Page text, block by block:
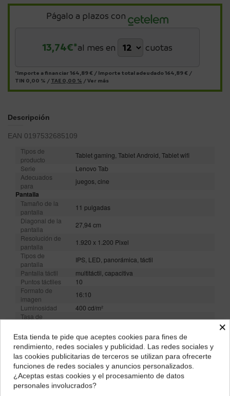
Págalo a plazos con
13,74€*al mes en cuotas
*Importe a financiar 164,89 € / Importe total adeudado164,89 € /
TIN 0,00 % / TAE 0,00 % /Ver más
Descripción
EAN 0197532685109
Tipos de
producto
Tablet gaming, Tablet Android, Tablet wifi
Serie
Lenovo Tab
Adecuados
para
juegos, cine
Pantalla
Tamaño de la
pantalla
11 pulgadas
Diagonal de la
pantalla
27,94 cm
Resolución de
pantalla
1.920 x 1.200 Pixel
Tipos de
pantalla
IPS, LED, panorámica, táctil
Pantalla táctil
multitáctil, capacitiva
Puntos táctiles
10
Formato de
imagen
16:10
Luminosidad
400 cd/m²
Tasa de
de imagen
Procesador
Frecuencia del
reloj
1,8 GHz
Núcleo del
procesador
Octa-Core
Núcleos del
8 núcleos
¿Dónde deseas recibir tu pedido?
Selecciona tu ubicación para mostrarte los precios e
impuestos correctos para tu región.
×
Esta tienda te pide que aceptes cookies para fines de
rendimiento, redes sociales y publicidad. Las redes sociales y
las cookies publicitarias de terceros se utilizan para ofrecerte
funciones de redes sociales y anuncios personalizados.
¿Aceptas estas cookies y el procesamiento de datos
personales involucrados?